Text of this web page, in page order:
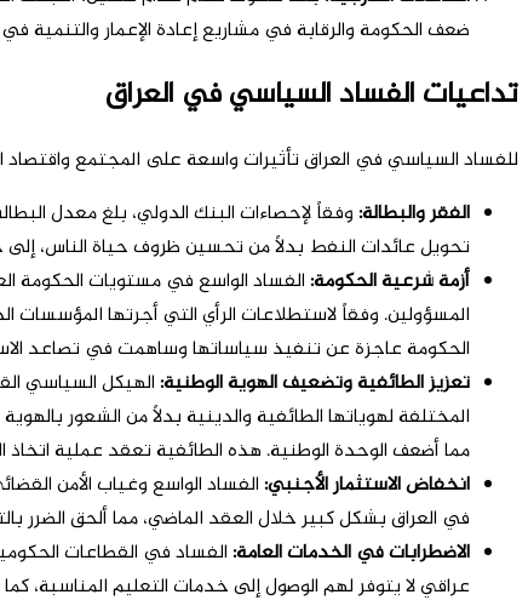
ضعف الحكومة والرقابة في مشاريع إعادة الإعمار والتنمية في
تداعيات الفساد السياسي في العراق
للفساد السياسي في العراق تأثيرات واسعة على المجتمع واقتصاد
الفقر والبطالة:
تحويل عائدات النفط بدلاً من تحسين ظروف حياة الناس، إلى
أزمة شرعية الحكومة:الفساد الواسع في مستويات الحكومة
الحكومة عاجزة عن تنفيذ سياساتها وساهمت في تصاعد
تعزيز الطائفية وتضعيف الهوية الوطنية:الهيكل السياسي
المختلفة لهوياتها الطائفية والدينية بدلاً من الشعور
مما أضعف الوحدة الوطنية. هذه الطائفية تعقد عملية اتخاذ
انخفاض الاستثمار الأجنبي:الفساد الواسع وغياب الأمن
في العراق بشكل كبير خلال العقد الماضي، مما ألحق الضرر
الاضطرابات في الخدمات العامة:
عراقي لا يتوفر لهم الوصول إلى خدمات التعليم المناسبة،